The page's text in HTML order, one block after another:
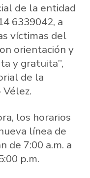
de la entidad
6339042, a
víctimas del
orientación y
y gratuita”,
de la
los horarios
línea de
de 7:00 a.m. a
p.m.